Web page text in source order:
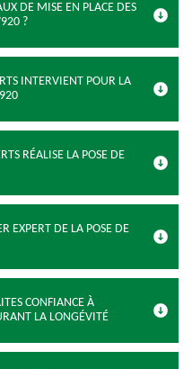
DE MISE EN PLACE DES
?
INTERVIENT POUR LA
RÉALISE LA POSE DE
EXPERT DE LA POSE DE
CONFIANCE À
LA LONGÉVITÉ